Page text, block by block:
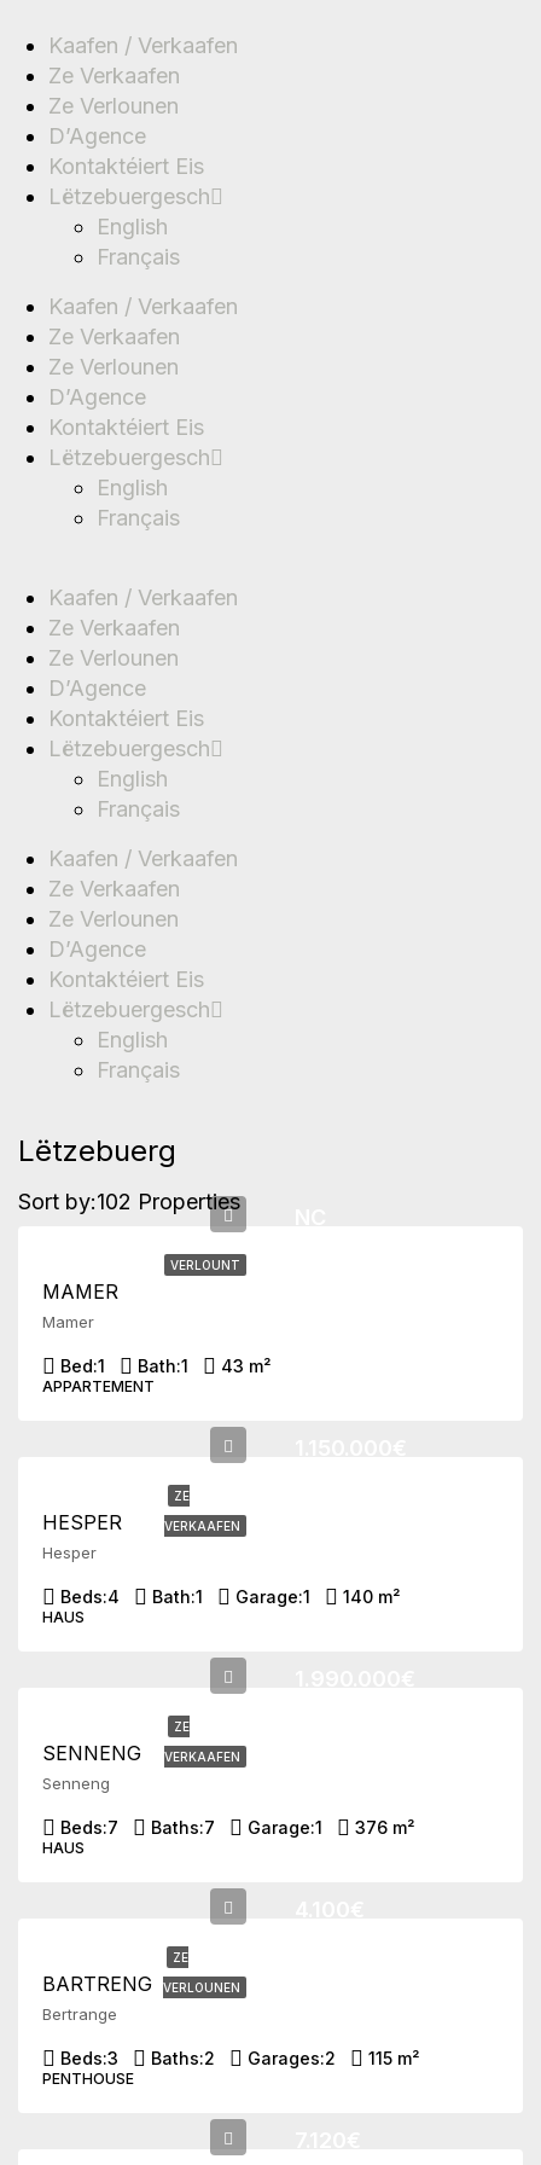
Kaafen / Verkaafen
Ze Verkaafen
Ze Verlounen
D’Agence
Kontaktéiert Eis
Lëtzebuergesch
English
Français
Kaafen / Verkaafen
Ze Verkaafen
Ze Verlounen
D’Agence
Kontaktéiert Eis
Lëtzebuergesch
English
Français
Kaafen / Verkaafen
Ze Verkaafen
Ze Verlounen
D’Agence
Kontaktéiert Eis
Lëtzebuergesch
English
Français
Kaafen / Verkaafen
Ze Verkaafen
Ze Verlounen
D’Agence
Kontaktéiert Eis
Lëtzebuergesch
English
Français
Lëtzebuerg
102 Properties
Sort by:
VERLOUNT
MAMER
Mamer
Bed:1 Bath:1 43 m²
APPARTEMENT
ZE
VERKAAFEN
HESPER
Hesper
Beds:4 Bath:1 Garage:1 140 m²
HAUS
ZE
VERKAAFEN
SENNENG
Senneng
Beds:7 Baths:7 Garage:1 376 m²
HAUS
ZE
VERLOUNEN
BARTRENG
Bertrange
Beds:3 Baths:2 Garages:2 115 m²
PENTHOUSE